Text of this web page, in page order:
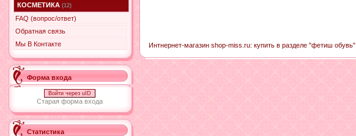
КОСМЕТИКА(12)
FAQ (вопрос/ответ)
Обратная связь
Мы В Контакте
Форма входа
Войти через uID
Старая форма входа
Статистика
Интнернет-магазин shop-miss.ru: купить в разделе "фетиш обувь"